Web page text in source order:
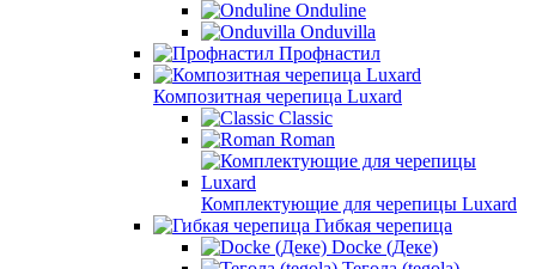
Onduline
Onduvilla
Профнастил
Композитная черепица Luxard
Сlassic
Roman
Комплектующие для черепицы Luxard
Гибкая черепица
Docke (Деке)